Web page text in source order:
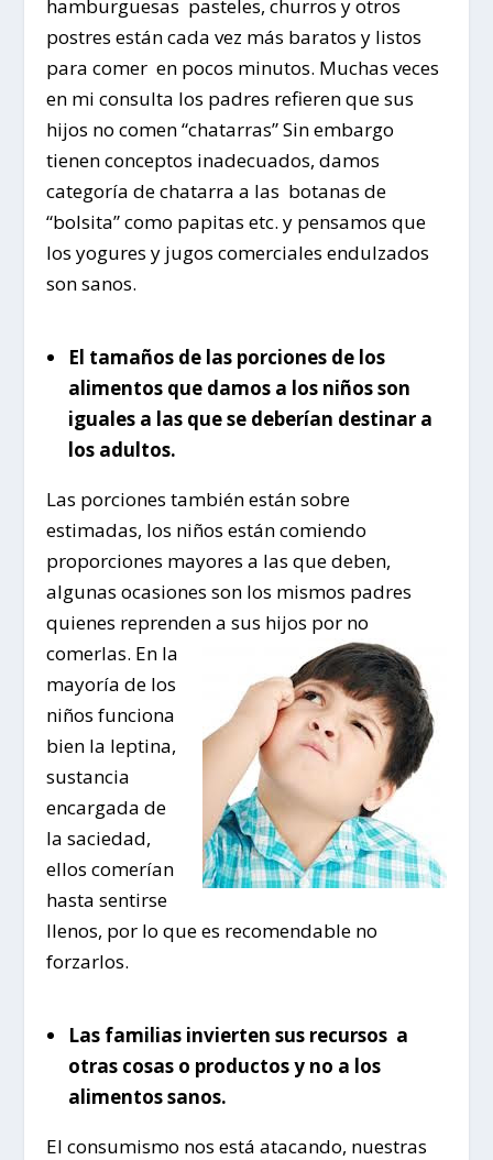
hamburguesas pasteles, churros y otros
postres están cada vez más baratos y listos
para comer en pocos minutos. Muchas veces
en mi consulta los padres refieren que sus
hijos no comen “chatarras” Sin embargo
tienen conceptos inadecuados, damos
categoría de chatarra a las botanas de
“bolsita” como papitas etc. y pensamos que
los yogures y jugos comerciales endulzados
son sanos.
El tamaños de las porciones de los
alimentos que damos a los niños son
iguales a las que se deberían destinar a
los adultos.
Las porciones también están sobre
estimadas, los niños están comiendo
proporciones mayores a las que deben,
algunas ocasiones son los mismos padres
quienes reprenden a sus hijos por no
comerlas. En la
mayoría de los
niños funciona
bien la leptina,
sustancia
encargada de
la saciedad,
ellos comerían
hasta sentirse
llenos, por lo que es recomendable no
forzarlos.
Las familias invierten sus recursos a
otras cosas o productos y no a los
alimentos sanos.
El consumismo nos está atacando, nuestras